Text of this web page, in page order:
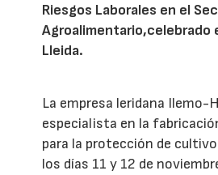
Riesgos Laborales en el
Agroalimentario,celebrado
Lleida.
La empresa leridana Ilemo-
especialista en la
para la protección de
los días 11 y 12 de